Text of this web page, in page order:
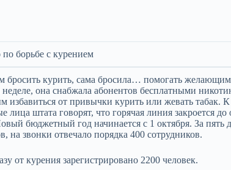
борьбе с курением
курить, сама бросила… помогать желающим
она снабжала абонентов бесплатными
избавиться от привычки курить или жевать табак.
штата говорят, что горячая линия закроется до
бюджетный год начинается с 1 октября. За пять
на звонки отвечало порядка 400 сотрудников.
от курения зарегистрировано 2200 человек.